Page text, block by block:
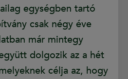
egységben tartó
csak négy éve
már mintegy
dolgozik az a hét
célja az, hogy